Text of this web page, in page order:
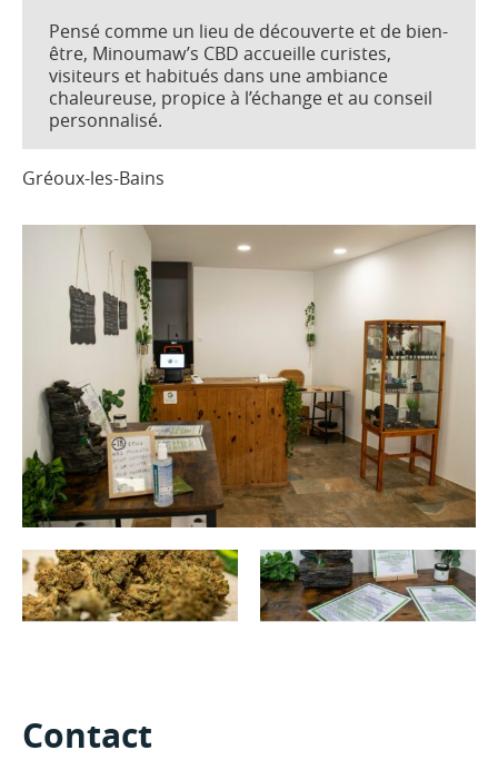
Pensé comme un lieu de découverte et de bien-
être, Minoumaw’s CBD accueille curistes,
visiteurs et habitués dans une ambiance
chaleureuse, propice à l’échange et au conseil
personnalisé.
Gréoux-les-Bains
Contact